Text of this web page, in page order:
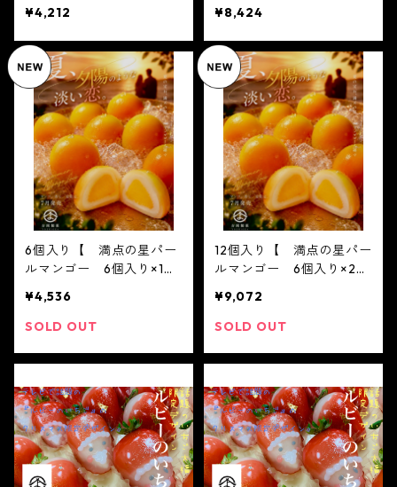
トのもも6個入り※配送日
時指定必須 かわいい
フルーツ大福 人気 テレ
ビで話題 中元 贈り物
フルーツ ギフト
¥4,212
トのもも6個入り※配送日
時指定必須 かわいい
フルーツ大福 人気 テレ
ビで話題 中元 贈り物
フルーツ ギフト
¥8,424
6個入り【 満点の星パー
ルマンゴー 6個入り×1
点の星パールマンゴー大福
6個入り※配送日時指定必
い フルーツ大福 人気
物 フルーツ ギフト
¥4,536
SOLD OUT
12個入り【 満点の星パー
ルマンゴー 6個入り×2
点の星パールマンゴー大福
6個入り※配送日時指定必
い フルーツ大福 人気
物 フルーツ ギフト
¥9,072
SOLD OUT